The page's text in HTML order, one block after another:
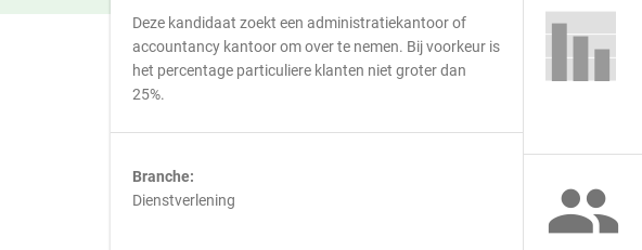
Deze kandidaat zoekt een administratiekantoor of
accountancy kantoor om over te nemen. Bij voorkeur is
het percentage particuliere klanten niet groter dan
25%.
Branche:
Dienstverlening
